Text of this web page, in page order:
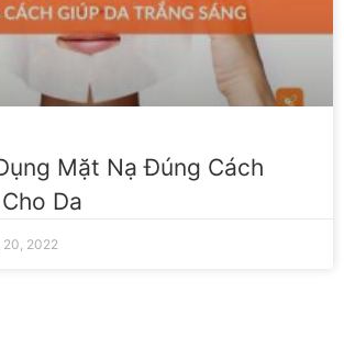
Mặt Nạ Đúng Cách
Da
2022